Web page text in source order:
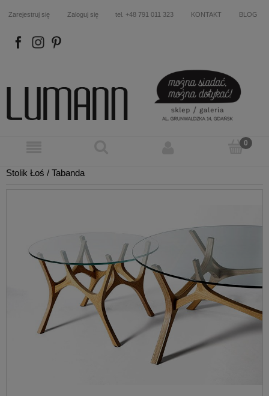
Zarejestruj się Zaloguj się tel. +48 791 011 323 KONTAKT BLOG
FB IN P
Stolik Łoś / Tabanda